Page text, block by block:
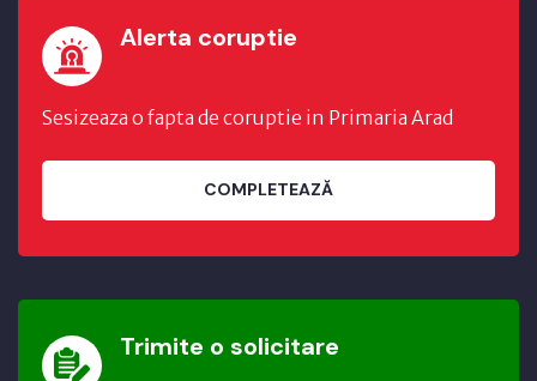
Alerta coruptie
Sesizeaza o fapta de coruptie in Primaria Arad
COMPLETEAZĂ
Trimite o solicitare